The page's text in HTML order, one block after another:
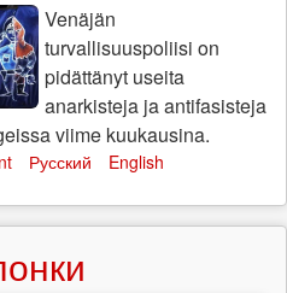
Venäjän
turvallisuuspoliisi on
pidättänyt useita
anarkisteja ja antifasisteja
viime kuukausina.
Русский English